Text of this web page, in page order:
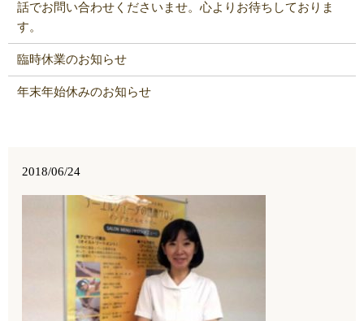
話でお問い合わせくださいませ。心よりお待ちしておりま
す。
臨時休業のお知らせ
年末年始休みのお知らせ
2018/06/24